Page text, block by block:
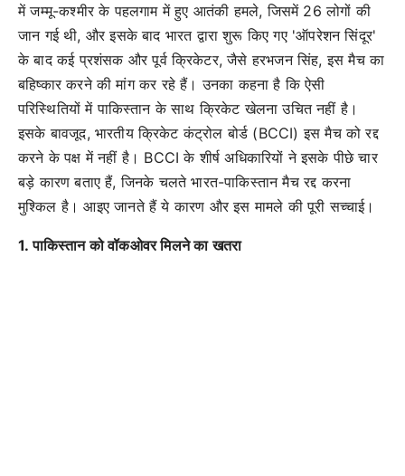
में जम्मू-कश्मीर के पहलगाम में हुए आतंकी हमले, जिसमें 26 लोगों की
जान गई थी, और इसके बाद भारत द्वारा शुरू किए गए 'ऑपरेशन सिंदूर'
के बाद कई प्रशंसक और पूर्व क्रिकेटर, जैसे हरभजन सिंह, इस मैच का
बहिष्कार करने की मांग कर रहे हैं। उनका कहना है कि ऐसी
परिस्थितियों में पाकिस्तान के साथ क्रिकेट खेलना उचित नहीं है।
इसके बावजूद, भारतीय क्रिकेट कंट्रोल बोर्ड (BCCI) इस मैच को रद्द
करने के पक्ष में नहीं है। BCCI के शीर्ष अधिकारियों ने इसके पीछे चार
बड़े कारण बताए हैं, जिनके चलते भारत-पाकिस्तान मैच रद्द करना
मुश्किल है। आइए जानते हैं ये कारण और इस मामले की पूरी सच्चाई।
1. पाकिस्तान को वॉकओवर मिलने का खतरा